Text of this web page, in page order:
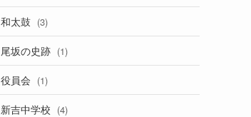
和太鼓 (3)
尾坂の史跡 (1)
役員会 (1)
新吉中学校 (4)